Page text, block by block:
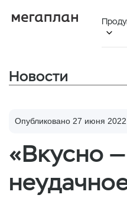

Новости
Опубликовано 27 июня 2022
«Вкусно